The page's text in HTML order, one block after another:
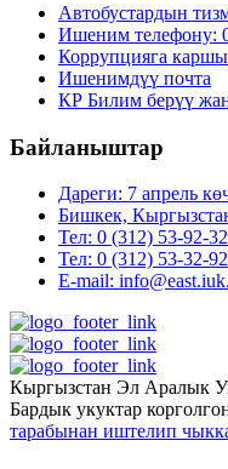
Автобустардын
Ишеним телефону:
Коррупцияга каршы
Ишенимдүү почта
КР Билим берүү
Байланыштар
Дареги: 7 апрель
Бишкек,
Тел: 0 (312) 53-92-32
Тел: 0 (312) 53-32-92
E-mail:
Кыргызстан Эл Аралык
Бардык укуктар
тарабынан иштелип